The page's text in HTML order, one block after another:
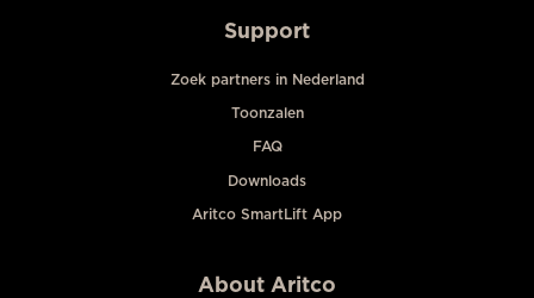
Support
Zoek partners in Nederland
Toonzalen
FAQ
Downloads
Aritco SmartLift App
About Aritco